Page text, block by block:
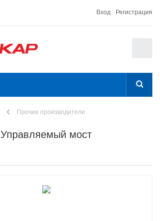
Вход Регистрация
Прочие производители
Управляемый мост